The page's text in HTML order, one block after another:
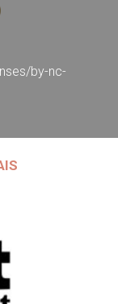
by-nc-